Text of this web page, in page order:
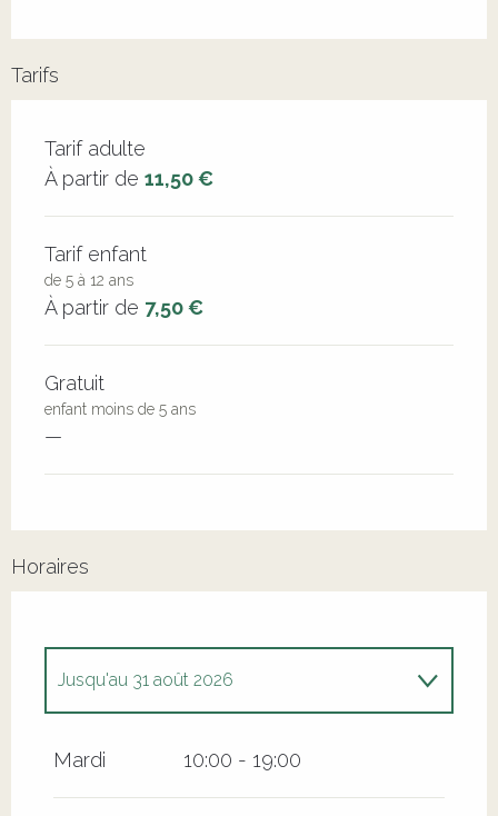
Tarifs
Tarifs 2026
Tarif adulte
À partir de 11,50 €
Tarif enfant
de 5 à 12 ans
À partir de 7,50 €
Gratuit
enfant moins de 5 ans
—
Horaires
Jusqu'au 31 août 2026
Mardi 10:00 - 19:00